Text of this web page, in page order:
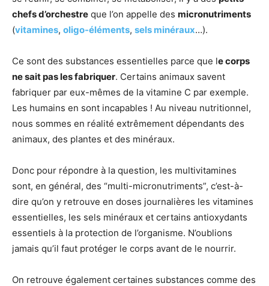
chefs d’orchestre que l’on appelle des micronutriments
(vitamines, oligo-éléments, sels minéraux…).
Ce sont des substances essentielles parce que le corps
ne sait pas les fabriquer. Certains animaux savent
fabriquer par eux-mêmes de la vitamine C par exemple.
Les humains en sont incapables ! Au niveau nutritionnel,
nous sommes en réalité extrêmement dépendants des
animaux, des plantes et des minéraux.
Donc pour répondre à la question, les multivitamines
sont, en général, des “multi-micronutriments”, c’est-à-
dire qu’on y retrouve en doses journalières les vitamines
essentielles, les sels minéraux et certains antioxydants
essentiels à la protection de l’organisme. N’oublions
jamais qu’il faut protéger le corps avant de le nourrir.
On retrouve également certaines substances comme des